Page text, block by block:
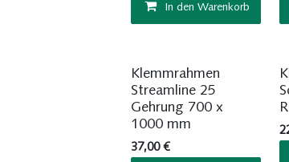
In den Warenkorb
Sofort ab Lager
Klemmrahmen
Streamline 25
Gehrung 700 x
1000 mm
37,00€